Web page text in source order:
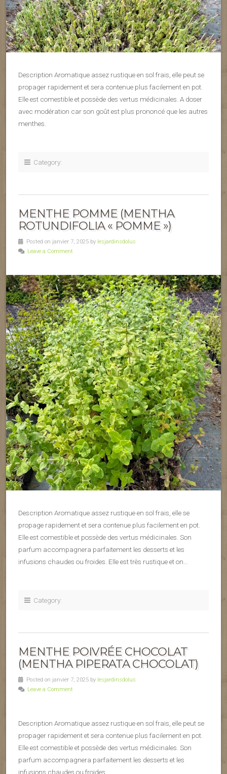
Description Aromatique assez rustique en sol frais, elle peut se
propager rapidement et sera contenue plus facilement en pot.
Elle est comestible et possède des vertus médicinales. A doser
avec modération car son goût est plus prononcé que les autres
menthes.
Category:
MENTHE POMME (MENTHA
ROTUNDIFOLIA « POMME »)
Posted on janvier 7, 2025 by lesjardinsdolus
Leave a Comment
Description Aromatique assez rustique en sol frais, elle se
propage rapidement et sera contenue plus facilement en pot.
Elle est comestible et possède des vertus médicinales. Son
parfum accompagnera parfaitement les desserts et les
infusions chaudes ou froides. Elle est très rustique et on…
Category:
MENTHE POIVRÉE CHOCOLAT
(MENTHA PIPERATA CHOCOLAT)
Posted on janvier 7, 2025 by lesjardinsdolus
Leave a Comment
Description Aromatique assez rustique en sol frais, elle peut se
propager rapidement et sera contenue plus facilement en pot.
Elle est comestible et possède des vertus médicinales. Son
parfum accompagnera parfaitement les desserts et les
infusions chaudes ou froides.